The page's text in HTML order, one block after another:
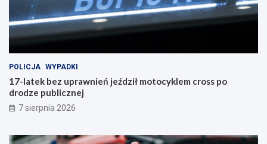
POLICJA WYPADKI
17-latek bez uprawnień jeździł motocyklem cross po
drodze publicznej
7 sierpnia 2026